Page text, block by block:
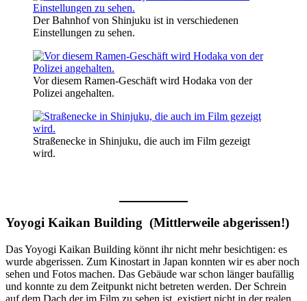
Der Bahnhof von Shinjuku ist in verschiedenen
Einstellungen zu sehen.
Vor diesem Ramen-Geschäft wird Hodaka von der
Polizei angehalten.
Straßenecke in Shinjuku, die auch im Film gezeigt
wird.
Yoyogi Kaikan Building (Mittlerweile abgerissen!)
Das Yoyogi Kaikan Building könnt ihr nicht mehr besichtigen: es
wurde abgerissen. Zum Kinostart in Japan konnten wir es aber noch
sehen und Fotos machen. Das Gebäude war schon länger baufällig
und konnte zu dem Zeitpunkt nicht betreten werden. Der Schrein
auf dem Dach der im Film zu sehen ist, existiert nicht in der realen